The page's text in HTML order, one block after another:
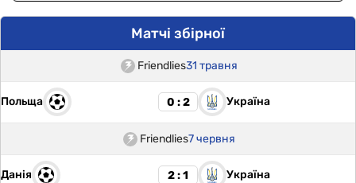
Матчі збірної
Friendlies31 травня
Польща 0 : 2 Україна
Friendlies7 червня
Данія 2 : 1 Україна